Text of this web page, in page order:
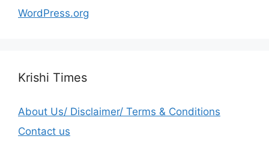
WordPress.org
Krishi Times
About Us/ Disclaimer/ Terms & Conditions
Contact us